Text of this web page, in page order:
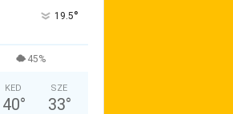
19.5°
45%
KED
40°
SZE
33°